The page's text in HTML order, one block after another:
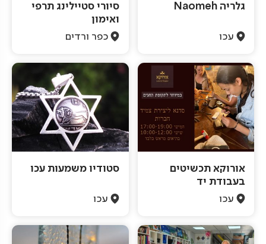
גלריה Naomeh
עכו
סיורי סטיילינג תרפי
ואימון
כפר ורדים
אורוקא תכשיטים
בעבודת יד
עכו
סטודיו משמעות עכו
עכו